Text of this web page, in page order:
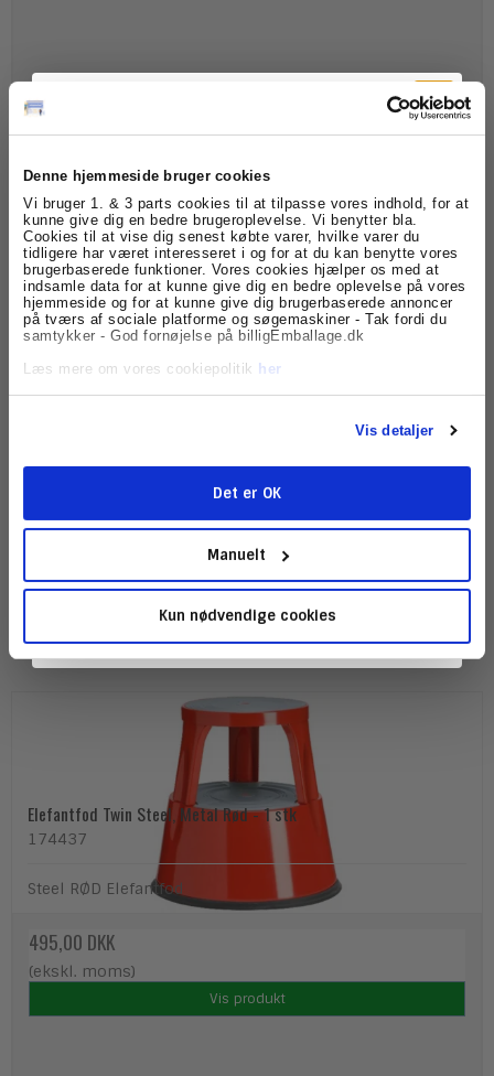
Denne hjemmeside bruger cookies
Vi bruger 1. & 3 parts cookies til at tilpasse vores indhold, for at
kunne give dig en bedre brugeroplevelse. Vi benytter bla.
Cookies til at vise dig senest købte varer, hvilke varer du
tidligere har været interesseret i og for at du kan benytte vores
brugerbaserede funktioner. Vores cookies hjælper os med at
indsamle data for at kunne give dig en bedre oplevelse på vores
hjemmeside og for at kunne give dig brugerbaserede annoncer
på tværs af sociale platforme og søgemaskiner - Tak fordi du
samtykker - God fornøjelse på billigEmballage.dk
Læs mere om vores cookiepolitik
her
Vis detaljer
Det er OK
Manuelt
Kun nødvendige cookies
Elefantfod Twin Steel, Metal Grå - 1 stk
174438
Steel Grå Elefantfod
Elefantfod Twin Steel, Metal Rød - 1 stk
174437
Steel RØD Elefantfod
495,00 DKK
(ekskl. moms)
Vis produkt
Tilmeld dig
nyhedsbrevet
Få skarpe tilbud, nyheder og eksklusive
kundefordele, direkte i din indbakke.
Tilmeld